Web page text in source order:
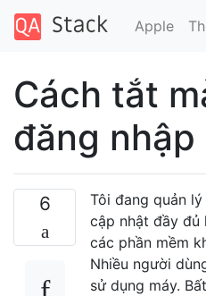
Apple
Cách tắt
đăng nhập
6
Tôi đang quản
cập nhật đầy đủ
các phần mềm
Nhiều người
sử dụng máy.